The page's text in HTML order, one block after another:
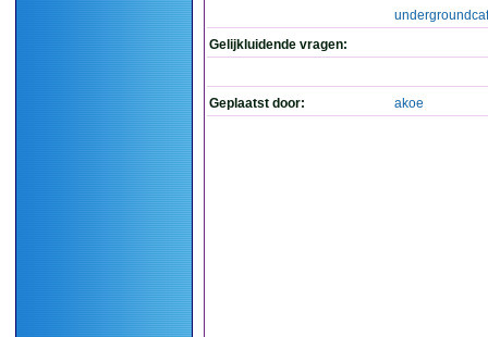
Gelijkluidende vragen:
Geplaatst door: akoe